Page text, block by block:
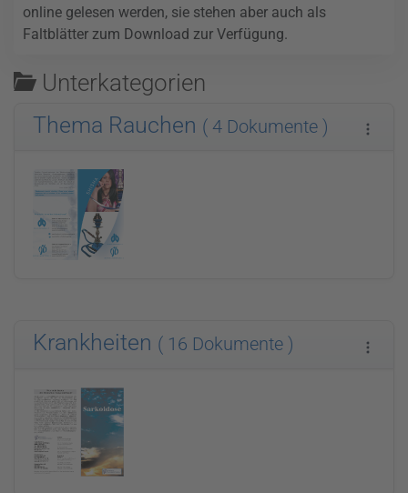
online gelesen werden, sie stehen aber auch als
Faltblätter zum Download zur Verfügung.
Unterkategorien
Thema Rauchen ( 4 Dokumente )
Krankheiten ( 16 Dokumente )